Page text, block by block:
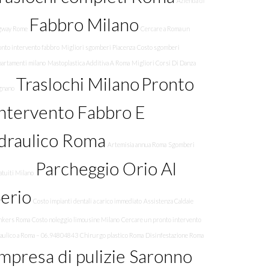
Rome Fabbro Milano Cercare a Roma un
intervento fabbro Migliori sgomberi Piacenza Costo sgomberi
milano Mastoplastica Additiva A Roma Migliori Corsi Di Danza
Traslochi MilanoPronto
Fabbro E
Roma Artemisia annua Roma Sgomberi
Milano Parcheggio Orio Al
Costo impianti dentali a carico immediato Assistenza Caldaie
Roma Costo noleggio limousine Milano Cercare un pronto intervento
a Roma – 06.94804843 Chirurgo plastico Roma Disinfestazione Roma
di pulizie Saronno